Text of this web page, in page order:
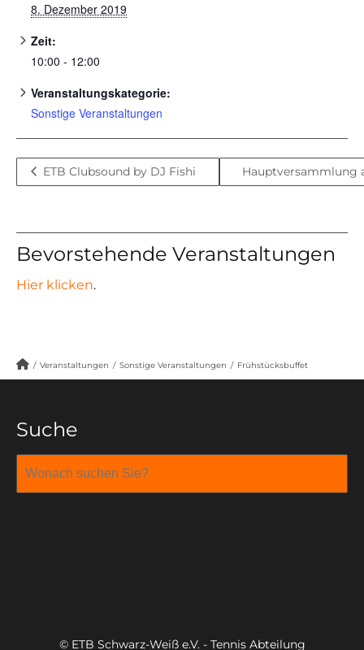
8. Dezember 2019
Zeit:
10:00 - 12:00
Veranstaltungskategorie:
Sonstige Veranstaltungen
ETB Clubsound by DJ Fishi Hauptversammlung
Bevorstehende Veranstaltungen
Hier klicken.
/ Veranstaltungen / Sonstige Veranstaltungen / Frühstücksbuffet
Suche
© ETB Schwarz-Weiß e.V. - Tennis Abteilung